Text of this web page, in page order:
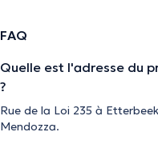
FAQ
Quelle est l'adresse du
?
Rue de la Loi 235 à
Mendozza.